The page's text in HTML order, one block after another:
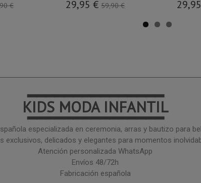
€ 29,95 €59,90 €
━━━━━━━━━━━━━━━
KIDS MODA INFANTIL
━━━━━━━━━━━━━━━
especializada en ceremonia, arras y bautizo para
exclusivos, delicados y elegantes para momentos
Atención personalizada WhatsApp
Envíos 48/72h
Fabricación española